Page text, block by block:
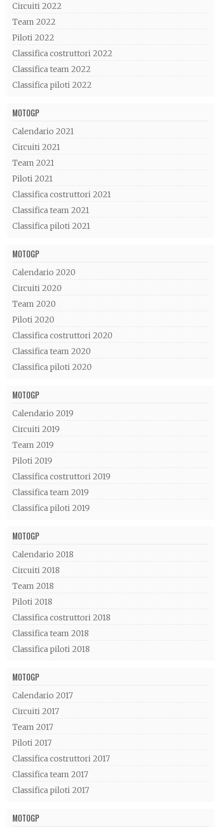
Circuiti 2022
Team 2022
Piloti 2022
Classifica costruttori 2022
Classifica team 2022
Classifica piloti 2022
MOTOGP
Calendario 2021
Circuiti 2021
Team 2021
Piloti 2021
Classifica costruttori 2021
Classifica team 2021
Classifica piloti 2021
MOTOGP
Calendario 2020
Circuiti 2020
Team 2020
Piloti 2020
Classifica costruttori 2020
Classifica team 2020
Classifica piloti 2020
MOTOGP
Calendario 2019
Circuiti 2019
Team 2019
Piloti 2019
Classifica costruttori 2019
Classifica team 2019
Classifica piloti 2019
MOTOGP
Calendario 2018
Circuiti 2018
Team 2018
Piloti 2018
Classifica costruttori 2018
Classifica team 2018
Classifica piloti 2018
MOTOGP
Calendario 2017
Circuiti 2017
Team 2017
Piloti 2017
Classifica costruttori 2017
Classifica team 2017
Classifica piloti 2017
MOTOGP